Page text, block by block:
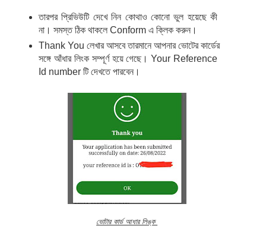
তারপর প্রিভিউটি দেখে নিন কোথাও কোনো ভুল হয়েছে কী
না। সমস্ত ঠিক থাকলে Conform এ ক্লিক করুন।
Thank You লেখার আসবে তারমানে আপনার ভোটের কার্ডের
সঙ্গে আঁধার লিংক সম্পূর্ণ হয়ে গেছে। Your Reference
Id number টি দেখতে পারবেন।
ভোটার কার্ড আধার লিঙ্ক